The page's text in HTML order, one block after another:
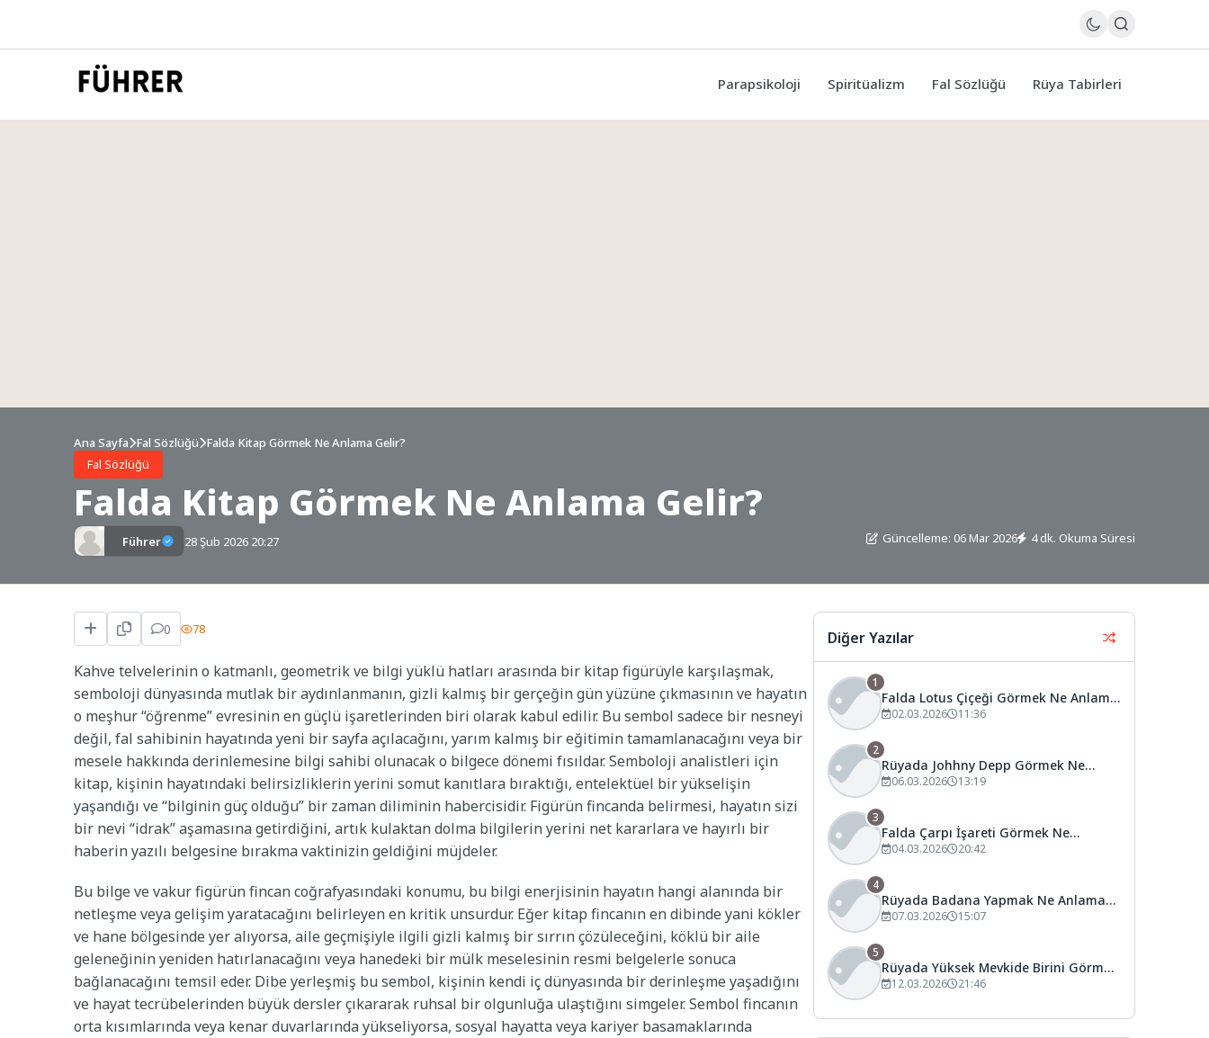
Parapsikoloji Spiritüalizm Fal Sözlüğü Rüya Tabirleri
Ana Sayfa Fal Sözlüğü Falda Kitap Görmek Ne Anlama Gelir?
Fal Sözlüğü
Falda Kitap Görmek Ne Anlama Gelir?
Führer 28 Şub 2026 20:27 Güncelleme: 06 Mar 2026 4 dk. Okuma Süresi
0 78
Kahve telvelerinin o katmanlı, geometrik ve bilgi yüklü hatları arasında bir kitap figürüyle karşılaşmak,
semboloji dünyasında mutlak bir aydınlanmanın, gizli kalmış bir gerçeğin gün yüzüne çıkmasının ve hayatın
o meşhur “öğrenme” evresinin en güçlü işaretlerinden biri olarak kabul edilir. Bu sembol sadece bir nesneyi
değil, fal sahibinin hayatında yeni bir sayfa açılacağını, yarım kalmış bir eğitimin tamamlanacağını veya bir
mesele hakkında derinlemesine bilgi sahibi olunacak o bilgece dönemi fısıldar. Semboloji analistleri için
kitap, kişinin hayatındaki belirsizliklerin yerini somut kanıtlara bıraktığı, entelektüel bir yükselişin
yaşandığı ve “bilginin güç olduğu” bir zaman diliminin habercisidir. Figürün fincanda belirmesi, hayatın sizi
bir nevi “idrak” aşamasına getirdiğini, artık kulaktan dolma bilgilerin yerini net kararlara ve hayırlı bir
haberin yazılı belgesine bırakma vaktinizin geldiğini müjdeler.
Bu bilge ve vakur figürün fincan coğrafyasındaki konumu, bu bilgi enerjisinin hayatın hangi alanında bir
netleşme veya gelişim yaratacağını belirleyen en kritik unsurdur. Eğer kitap fincanın en dibinde yani kökler
ve hane bölgesinde yer alıyorsa, aile geçmişiyle ilgili gizli kalmış bir sırrın çözüleceğini, köklü bir aile
geleneğinin yeniden hatırlanacağını veya hanedeki bir mülk meselesinin resmi belgelerle sonuca
bağlanacağını temsil eder. Dibe yerleşmiş bu sembol, kişinin kendi iç dünyasında bir derinleşme yaşadığını
ve hayat tecrübelerinden büyük dersler çıkararak ruhsal bir olgunluğa ulaştığını simgeler. Sembol fincanın
orta kısımlarında veya kenar duvarlarında yükseliyorsa, sosyal hayatta veya kariyer basamaklarında
Diğer Yazılar
1
Falda Lotus Çiçeği Görmek Ne Anlama
Gelir?
02.03.2026 11:36
2
Rüyada Johhny Depp Görmek Ne
Anlama Gelir?
06.03.2026 13:19
3
Falda Çarpı İşareti Görmek Ne
Anlama Gelir?
04.03.2026 20:42
4
Rüyada Badana Yapmak Ne Anlama
Gelir?
07.03.2026 15:07
5
Rüyada Yüksek Mevkide Birini Görmek
Ne Anlama Gelir?
12.03.2026 21:46